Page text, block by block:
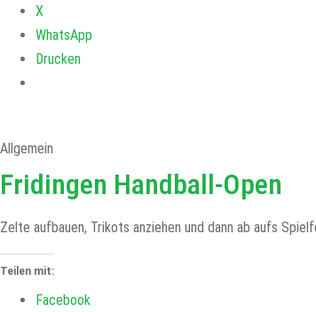
X
WhatsApp
Drucken
Allgemein
Fridingen Handball-Open
Zelte aufbauen, Trikots anziehen und dann ab aufs
Teilen mit:
Facebook